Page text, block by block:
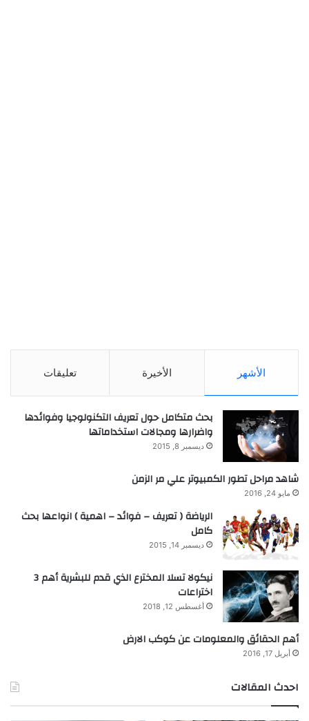
الأشهر الأخيرة تعليقات
بحث متكامل حول تعريف التكنولوجيا وفوائدها
واضرارها ومجالات استخداماتها
ديسمبر 8, 2015
شاهد مراحل تطور الكمبيوتر علي مر الزمن
مايو 24, 2016
الرياضة ( تعريف – فوائد – اهمية ) انواعها بحث
كامل
ديسمبر 14, 2015
نيكولا تسلا المخترع الذي قدم للبشرية أهم 3
اختراعات
أغسطس 12, 2018
أهم الحقائق والمعلومات عن كوكب الارض
أبريل 17, 2016
احدث المقالات